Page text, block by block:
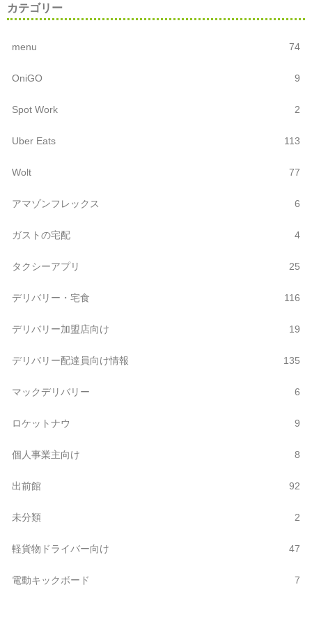
カテゴリー
menu 74
OniGO 9
Spot Work 2
Uber Eats 113
Wolt 77
アマゾンフレックス 6
ガストの宅配 4
タクシーアプリ 25
デリバリー・宅食 116
デリバリー加盟店向け 19
デリバリー配達員向け情報 135
マックデリバリー 6
ロケットナウ 9
個人事業主向け 8
出前館 92
未分類 2
軽貨物ドライバー向け 47
電動キックボード 7